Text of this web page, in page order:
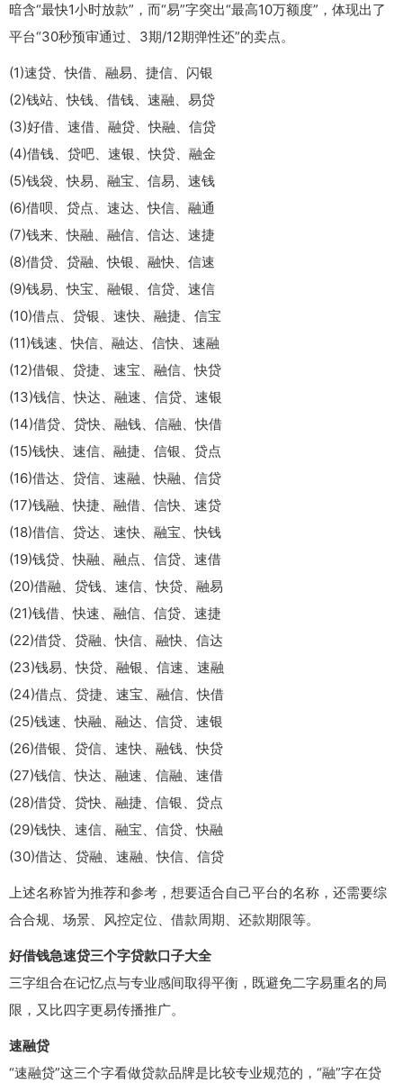
暗含“最快1小时放款”，而“易”字突出“最高10万额度”，体现出了
平台“30秒预审通过、3期/12期弹性还”的卖点。
(1)速贷、快借、融易、捷信、闪银
(2)钱站、快钱、借钱、速融、易贷
(3)好借、速借、融贷、快融、信贷
(4)借钱、贷吧、速银、快贷、融金
(5)钱袋、快易、融宝、信易、速钱
(6)借呗、贷点、速达、快信、融通
(7)钱来、快融、融信、信达、速捷
(8)借贷、贷融、快银、融快、信速
(9)钱易、快宝、融银、信贷、速信
(10)借点、贷银、速快、融捷、信宝
(11)钱速、快信、融达、信快、速融
(12)借银、贷捷、速宝、融信、快贷
(13)钱信、快达、融速、信贷、速银
(14)借贷、贷快、融钱、信融、快借
(15)钱快、速信、融捷、信银、贷点
(16)借达、贷信、速融、快融、信贷
(17)钱融、快捷、融借、信快、速贷
(18)借信、贷达、速快、融宝、快钱
(19)钱贷、快融、融点、信贷、速借
(20)借融、贷钱、速信、快贷、融易
(21)钱借、快速、融信、信贷、速捷
(22)借贷、贷融、快信、融快、信达
(23)钱易、快贷、融银、信速、速融
(24)借点、贷捷、速宝、融信、快借
(25)钱速、快融、融达、信贷、速银
(26)借银、贷信、速快、融钱、快贷
(27)钱信、快达、融速、信融、速借
(28)借贷、贷快、融捷、信银、贷点
(29)钱快、速信、融宝、信贷、快融
(30)借达、贷融、速融、快信、信贷
上述名称皆为推荐和参考，想要适合自己平台的名称，还需要综
合合规、场景、风控定位、借款周期、还款期限等。
好借钱急速贷三个字贷款口子大全
三字组合在记忆点与专业感间取得平衡，既避免二字易重名的局
限，又比四字更易传播推广。
速融贷
“速融贷”这三个字看做贷款品牌是比较专业规范的，“融”字在贷